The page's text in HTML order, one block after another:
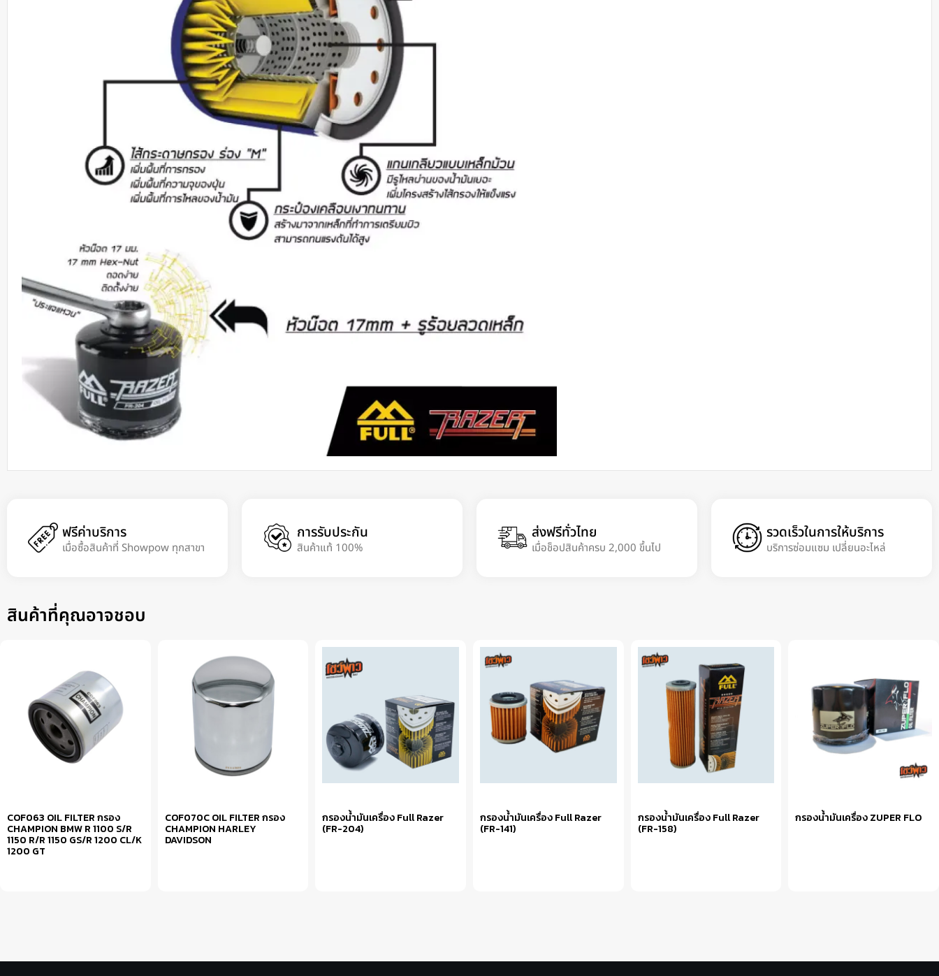
ฟรีค่าบริการ
เมื่อซื้อสินค้าที่ Showpow ทุกสาขา
การรับประกัน
สินค้าแท้ 100%
ส่งฟรีทั่วไทย
เมื่อช็อปสินค้าครบ 2,000 ขึ้นไป
รวดเร็วในการให้บริการ
บริการซ่อมแซม เปลี่ยนอะไหล่
สินค้าที่คุณอาจชอบ
COF063 OIL FILTER กรอง
CHAMPION BMW R 1100 S/R
1150 R/R 1150 GS/R 1200 CL/K
1200 GT
COF070C OIL FILTER กรอง
CHAMPION HARLEY
DAVIDSON
กรองน้ำมันเครื่อง Full Razer
(FR-204)
กรองน้ำมันเครื่อง Full Razer
(FR-141)
กรองน้ำมันเครื่อง Full Razer
(FR-158)
กรองน้ำมันเครื่อง ZUPER FLO